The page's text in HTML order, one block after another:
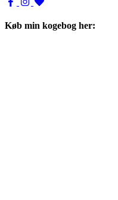
Køb min kogebog her: